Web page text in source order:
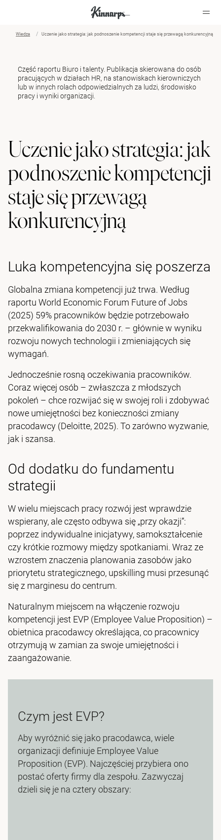
Wiedza Uczenie jako strategia: jak podnoszenie kompetencji staje się przewagą konkurencyjną
Część raportu Biuro i talenty. Publikacja skierowana do osób
pracujących w działach HR, na stanowiskach kierowniczych
lub w innych rolach odpowiedzialnych za ludzi, środowisko
pracy i wyniki organizacji.
Uczenie jako strategia: jak
podnoszenie kompetencji
staje się przewagą
konkurencyjną
Luka kompetencyjna się poszerza
Globalna zmiana kompetencji już trwa. Według
raportu World Economic Forum Future of Jobs
(2025) 59% pracowników będzie potrzebowało
przekwalifikowania do 2030 r. – głównie w wyniku
rozwoju nowych technologii i zmieniających się
wymagań.
Jednocześnie rosną oczekiwania pracowników.
Coraz więcej osób – zwłaszcza z młodszych
pokoleń – chce rozwijać się w swojej roli i zdobywać
nowe umiejętności bez konieczności zmiany
pracodawcy (Deloitte, 2025). To zarówno wyzwanie,
jak i szansa.
Od dodatku do fundamentu
strategii
W wielu miejscach pracy rozwój jest wprawdzie
wspierany, ale często odbywa się „przy okazji”:
poprzez indywidualne inicjatywy, samokształcenie
czy krótkie rozmowy między spotkaniami. Wraz ze
wzrostem znaczenia planowania zasobów jako
priorytetu strategicznego, upskilling musi przesunąć
się z marginesu do centrum.
Naturalnym miejscem na włączenie rozwoju
kompetencji jest EVP (Employee Value Proposition) –
obietnica pracodawcy określająca, co pracownicy
otrzymują w zamian za swoje umiejętności i
zaangażowanie.
Czym jest EVP?
Aby wyróżnić się jako pracodawca, wiele
organizacji definiuje Employee Value
Proposition (EVP). Najczęściej przybiera ono
postać oferty firmy dla zespołu. Zazwyczaj
dzieli się je na cztery obszary: